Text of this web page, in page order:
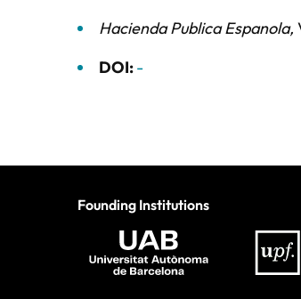
Hacienda Publica Espanola,
DOI:-
Founding Institutions